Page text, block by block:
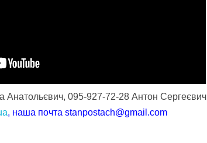
Анатольєвич, 095-927-72-28 Антон Сергеєвич
, наша почта stanpostach@gmail.com